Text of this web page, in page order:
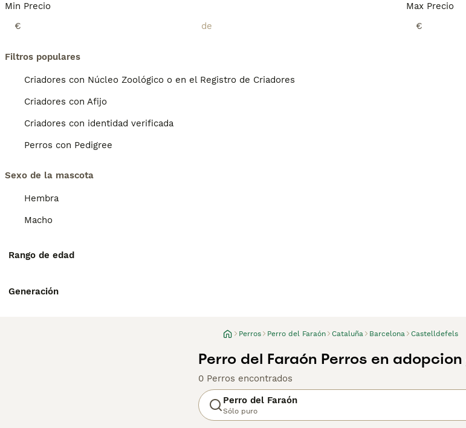
Min Precio
€
Max Precio
€
Filtros populares
Criadores con Núcleo Zoológico o en el Registro de Criadores
Criadores con Afijo
Criadores con identidad verificada
Perros con Pedigree
Sexo de la mascota
Hembra
Macho
Rango de edad
Generación
Perros Perro del Faraón Cataluña Barcelona Castelldefels
Perro del Faraón Perros en adopcion
0 Perros encontrados
Perro del Faraón
Sólo puro